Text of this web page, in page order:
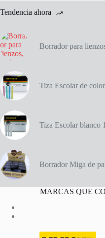
4mm
6
UNID
cantidad
Tendencia ahora
Borrador para
Tiza Escolar de
Tiza Escolar blanco
Borrador Miga de
MARCAS QUE